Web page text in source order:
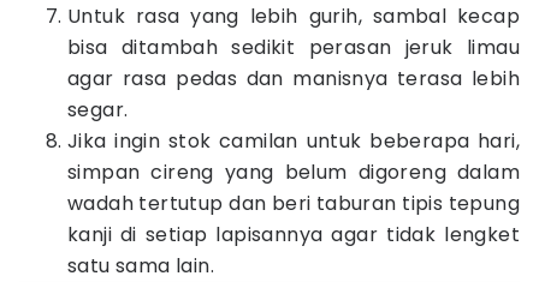
Untuk rasa yang lebih gurih, sambal kecap
bisa ditambah sedikit perasan jeruk limau
agar rasa pedas dan manisnya terasa lebih
segar.
Jika ingin stok camilan untuk beberapa hari,
simpan cireng yang belum digoreng dalam
wadah tertutup dan beri taburan tipis tepung
kanji di setiap lapisannya agar tidak lengket
satu sama lain.